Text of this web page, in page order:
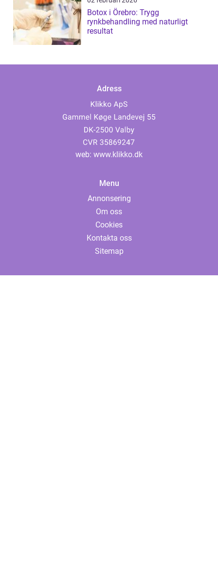
Botox i Örebro: Trygg
rynkbehandling med naturligt
resultat
Adress
web: www.klikko.dk
Menu
Annonsering
Om oss
Cookies
Kontakta oss
Sitemap